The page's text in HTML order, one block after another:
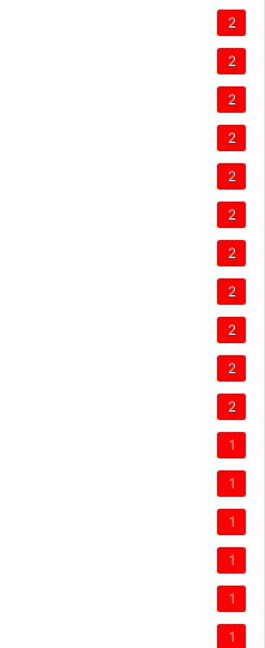
2
2
2
2
2
2
2
2
2
2
2
1
1
1
1
1
1